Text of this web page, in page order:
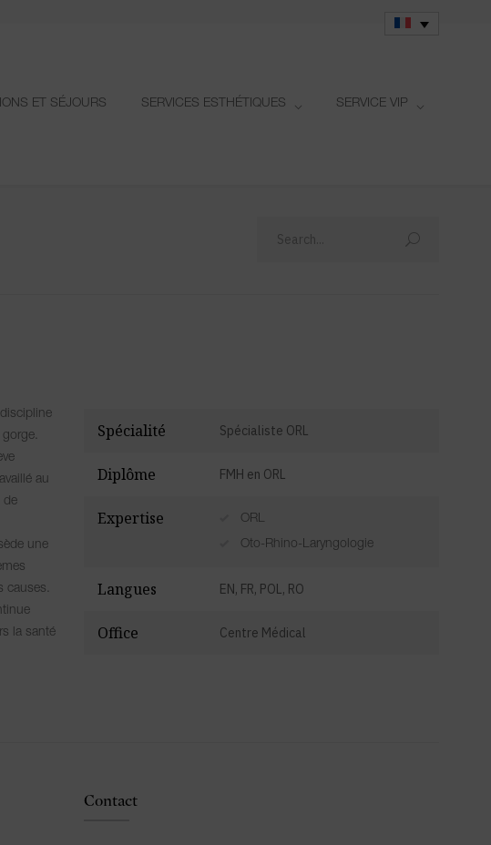
ET SÉJOURS SERVICES ESTHÉTIQUES SERVICE VIP
au
de
une
causes.
la santé
Spécialité Spécialiste ORL
Diplôme FMH en ORL
Expertise
ORL
Oto-Rhino-Laryngologie
Langues EN, FR, POL, RO
Office Centre Médical
Contact